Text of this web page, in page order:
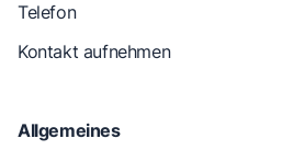
Telefon
Kontakt aufnehmen
Allgemeines